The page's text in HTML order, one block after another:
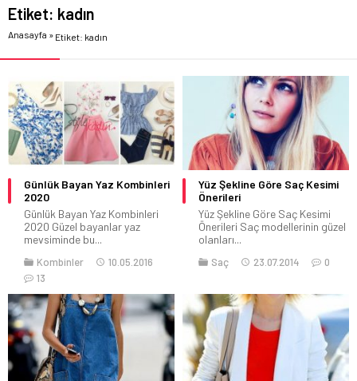
Etiket: kadın
Anasayfa » Etiket: kadın
Günlük Bayan Yaz Kombinleri
2020
Günlük Bayan Yaz Kombinleri
2020 Güzel bayanlar yaz
mevsiminde bu...
Kombinler
10.05.2016
13
Yüz Şekline Göre Saç Kesimi
Önerileri
Yüz Şekline Göre Saç Kesimi
Önerileri Saç modellerinin güzel
olanları...
Saç 23.07.2014 0